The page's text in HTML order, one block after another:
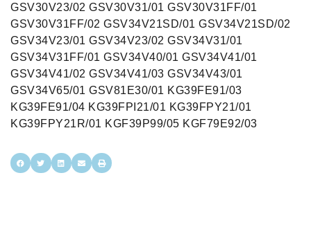
GSV30V23/02 GSV30V31/01 GSV30V31FF/01
GSV30V31FF/02 GSV34V21SD/01 GSV34V21SD/02
GSV34V23/01 GSV34V23/02 GSV34V31/01
GSV34V31FF/01 GSV34V40/01 GSV34V41/01
GSV34V41/02 GSV34V41/03 GSV34V43/01
GSV34V65/01 GSV81E30/01 KG39FE91/03
KG39FE91/04 KG39FPI21/01 KG39FPY21/01
KG39FPY21R/01 KGF39P99/05 KGF79E92/03